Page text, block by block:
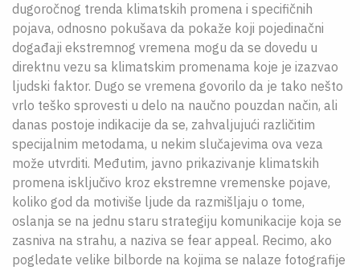
dugoročnog trenda klimatskih promena i specifičnih
pojava, odnosno pokušava da pokaže koji pojedinačni
događaji ekstremnog vremena mogu da se dovedu u
direktnu vezu sa klimatskim promenama koje je izazvao
ljudski faktor. Dugo se vremena govorilo da je tako nešto
vrlo teško sprovesti u delo na naučno pouzdan način, ali
danas postoje indikacije da se, zahvaljujući različitim
specijalnim metodama, u nekim slučajevima ova veza
može utvrditi. Međutim, javno prikazivanje klimatskih
promena isključivo kroz ekstremne vremenske pojave,
koliko god da motiviše ljude da razmišljaju o tome,
oslanja se na jednu staru strategiju komunikacije koja se
zasniva na strahu, a naziva se fear appeal. Recimo, ako
pogledate velike bilborde na kojima se nalaze fotografije